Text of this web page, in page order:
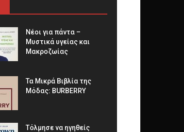
Νέοι για πάντα –
Μυστικά υγείας και
Μακροζωίας
Τα Μικρά Βιβλία της
Μόδας: BURBERRY
Τόλμησε να ηγηθείς